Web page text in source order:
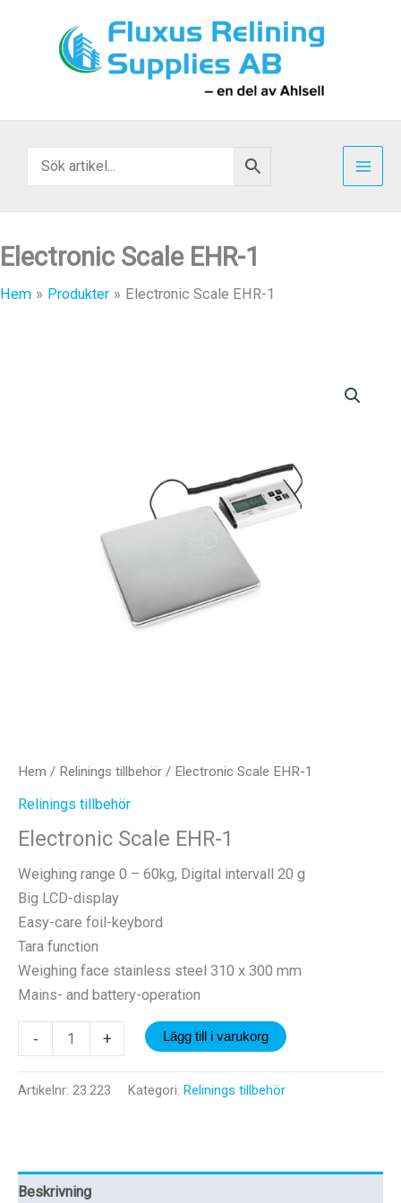
Electronic Scale EHR-1
Hem Produkter Electronic Scale EHR-1
Hem / Relinings tillbehör / Electronic Scale EHR-1
Relinings tillbehör
Electronic Scale EHR-1
Weighing range 0 – 60kg, Digital intervall 20 g
Big LCD-display
Easy-care foil-keybord
Tara function
Weighing face stainless steel 310 x 300 mm
Mains- and battery-operation
-
Electronic
Scale
EHR-
+ Lägg till i varukorg
Artikelnr: 23.223 Kategori: Relinings tillbehör
Beskrivning